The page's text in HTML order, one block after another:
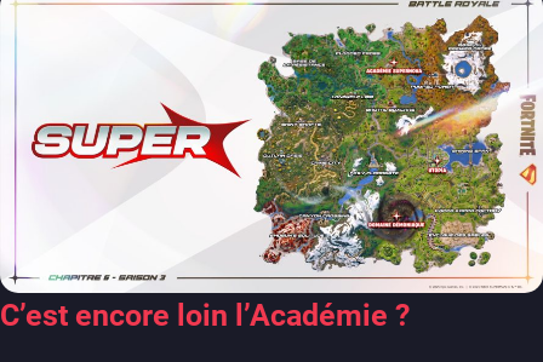
C’est encore loin l’Académie ?